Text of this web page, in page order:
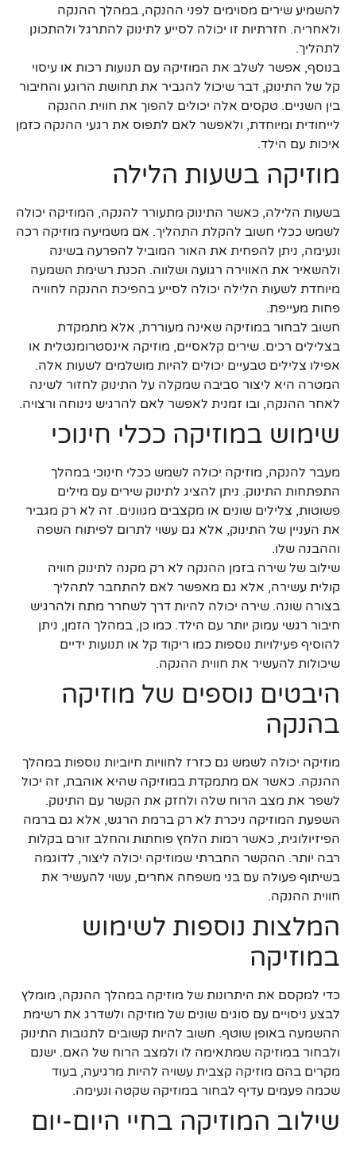
להשמיע שירים מסוימים לפני ההנקה, במהלך ההנקה
ולאחריה. חזרתיות זו יכולה לסייע לתינוק להתרגל ולהתכונן
לתהליך.
בנוסף, אפשר לשלב את המוזיקה עם תנועות רכות או עיסוי
קל של התינוק, דבר שיכול להגביר את תחושת הרוגע והחיבור
בין השניים. טקסים אלה יכולים להפוך את חווית ההנקה
לייחודית ומיוחדת, ולאפשר לאם לתפוס את רגעי ההנקה כזמן
איכות עם הילד.
מוזיקה בשעות הלילה
בשעות הלילה, כאשר התינוק מתעורר להנקה, המוזיקה יכולה
לשמש ככלי חשוב להקלת התהליך. אם משמיעה מוזיקה רכה
ונעימה, ניתן להפחית את האור המוביל להפרעה בשינה
ולהשאיר את האווירה רגועה ושלווה. הכנת רשימת השמעה
מיוחדת לשעות הלילה יכולה לסייע בהפיכת ההנקה לחוויה
פחות מעייפת.
חשוב לבחור במוזיקה שאינה מעוררת, אלא מתמקדת
בצלילים רכים. שירים קלאסיים, מוזיקה אינסטרומנטלית או
אפילו צלילים טבעיים יכולים להיות מושלמים לשעות אלה.
המטרה היא ליצור סביבה שמקלה על התינוק לחזור לשינה
לאחר ההנקה, ובו זמנית לאפשר לאם להרגיש נינוחה ורצויה.
שימוש במוזיקה ככלי חינוכי
מעבר להנקה, מוזיקה יכולה לשמש ככלי חינוכי במהלך
התפתחות התינוק. ניתן להציג לתינוק שירים עם מילים
פשוטות, צלילים שונים או מקצבים מגוונים. זה לא רק מגביר
את העניין של התינוק, אלא גם עשוי לתרום לפיתוח השפה
וההבנה שלו.
שילוב של שירה בזמן ההנקה לא רק מקנה לתינוק חוויה
קולית עשירה, אלא גם מאפשר לאם להתחבר לתהליך
בצורה שונה. שירה יכולה להיות דרך לשחרר מתח ולהרגיש
חיבור רגשי עמוק יותר עם הילד. כמו כן, במהלך הזמן, ניתן
להוסיף פעילויות נוספות כמו ריקוד קל או תנועות ידיים
שיכולות להעשיר את חווית ההנקה.
היבטים נוספים של מוזיקה
בהנקה
מוזיקה יכולה לשמש גם כזרז לחוויות חיוביות נוספות במהלך
ההנקה. כאשר אם מתמקדת במוזיקה שהיא אוהבת, זה יכול
לשפר את מצב הרוח שלה ולחזק את הקשר עם התינוק.
השפעת המוזיקה ניכרת לא רק ברמת הרגש, אלא גם ברמה
הפיזיולוגית, כאשר רמות הלחץ פוחתות והחלב זורם בקלות
רבה יותר. ההקשר החברתי שמוזיקה יכולה ליצור, לדוגמה
בשיתוף פעולה עם בני משפחה אחרים, עשוי להעשיר את
חווית ההנקה.
המלצות נוספות לשימוש
במוזיקה
כדי למקסם את היתרונות של מוזיקה במהלך ההנקה, מומלץ
לבצע ניסויים עם סוגים שונים של מוזיקה ולשדרג את רשימת
ההשמעה באופן שוטף. חשוב להיות קשובים לתגובות התינוק
ולבחור במוזיקה שמתאימה לו ולמצב הרוח של האם. ישנם
מקרים בהם מוזיקה קצבית עשויה להיות מרגיעה, בעוד
שכמה פעמים עדיף לבחור במוזיקה שקטה ונעימה.
שילוב המוזיקה בחיי היום-יום